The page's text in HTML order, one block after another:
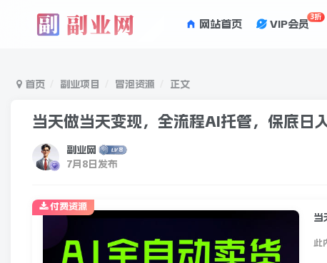
网站首页 VIP会员
3折
首页 副业项目 冒泡资源 正文
当天做当天变现，全流程AI托管，保底日
副业网
7月8日发布
当
此
付费资源